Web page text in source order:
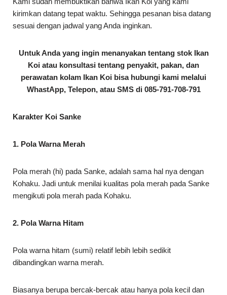
kirimkan datang tepat waktu. Sehingga pesanan bisa datang
sesuai dengan jadwal yang Anda inginkan.
Untuk Anda yang ingin menanyakan tentang stok Ikan
Koi atau konsultasi tentang penyakit, pakan, dan
perawatan kolam Ikan Koi bisa hubungi kami melalui
WhastApp, Telepon, atau SMS di 085-791-708-791
Karakter Koi Sanke
1. Pola Warna Merah
Pola merah (hi) pada Sanke, adalah sama hal nya dengan
Kohaku. Jadi untuk menilai kualitas pola merah pada Sanke
mengikuti pola merah pada Kohaku.
2. Pola Warna Hitam
Pola warna hitam (sumi) relatif lebih lebih sedikit
dibandingkan warna merah.
Biasanya berupa bercak-bercak atau hanya pola kecil dan